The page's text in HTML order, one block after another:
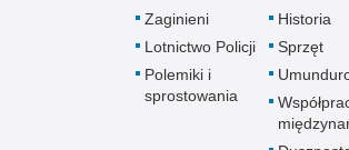
Zaginieni
Lotnictwo Policji
Polemiki i
sprostowania
Historia
Sprzęt